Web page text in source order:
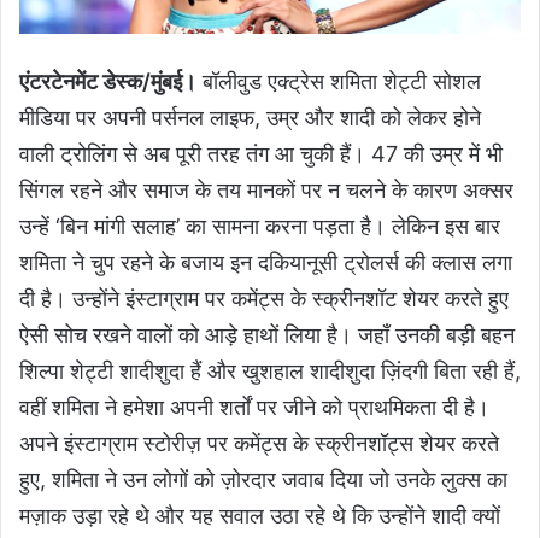
एंटरटेनमेंट डेस्क/मुंबई। बॉलीवुड एक्ट्रेस शमिता शेट्टी सोशल
मीडिया पर अपनी पर्सनल लाइफ, उम्र और शादी को लेकर होने
वाली ट्रोलिंग से अब पूरी तरह तंग आ चुकी हैं। 47 की उम्र में भी
सिंगल रहने और समाज के तय मानकों पर न चलने के कारण अक्सर
उन्हें ‘बिन मांगी सलाह’ का सामना करना पड़ता है। लेकिन इस बार
शमिता ने चुप रहने के बजाय इन दकियानूसी ट्रोलर्स की क्लास लगा
दी है। उन्होंने इंस्टाग्राम पर कमेंट्स के स्क्रीनशॉट शेयर करते हुए
ऐसी सोच रखने वालों को आड़े हाथों लिया है। जहाँ उनकी बड़ी बहन
शिल्पा शेट्टी शादीशुदा हैं और खुशहाल शादीशुदा ज़िंदगी बिता रही हैं,
वहीं शमिता ने हमेशा अपनी शर्तों पर जीने को प्राथमिकता दी है।
अपने इंस्टाग्राम स्टोरीज़ पर कमेंट्स के स्क्रीनशॉट्स शेयर करते
हुए, शमिता ने उन लोगों को ज़ोरदार जवाब दिया जो उनके लुक्स का
मज़ाक उड़ा रहे थे और यह सवाल उठा रहे थे कि उन्होंने शादी क्यों